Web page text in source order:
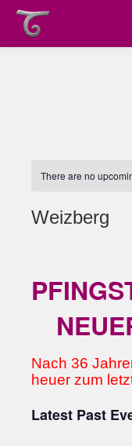
There are no
Weizberg
date.
Nach 36
heuer zum
Latest Past